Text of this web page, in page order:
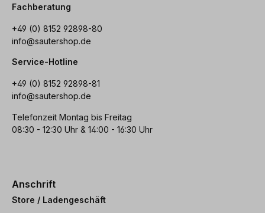
Fachberatung
+49 (0) 8152 92898-80
info@sautershop.de
Service-Hotline
+49 (0) 8152 92898-81
info@sautershop.de
Telefonzeit Montag bis Freitag
08:30 - 12:30 Uhr & 14:00 - 16:30 Uhr
Anschrift
Store / Ladengeschäft